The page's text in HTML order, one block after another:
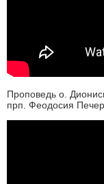
Проповедь о.
прп. Феодосия